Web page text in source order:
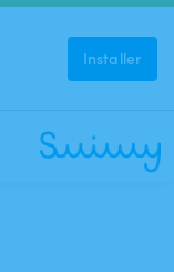
Installer